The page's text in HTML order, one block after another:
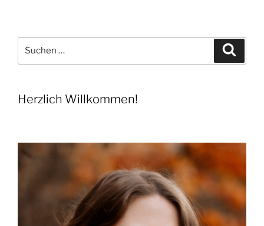
nach:
Herzlich Willkommen!